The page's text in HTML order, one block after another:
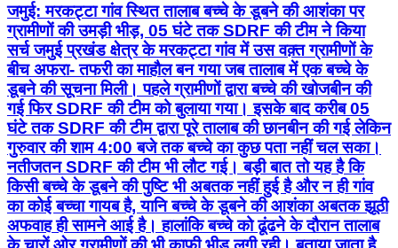
जमुई: मरकट्टा गांव स्थित तालाब बच्चे के डूबने की आशंका पर
ग्रामीणों की उमड़ी भीड़, 05 घंटे तक SDRF की टीम ने किया
सर्च जमुई प्रखंड क्षेत्र के मरकट्टा गांव में उस वक़्त ग्रामीणों के
बीच अफरा- तफरी का माहौल बन गया जब तालाब में एक बच्चे के
डूबने की सूचना मिली। पहले ग्रामीणों द्वारा बच्चे की खोजबीन की
गई फिर SDRF की टीम को बुलाया गया। इसके बाद करीब 05
घंटे तक SDRF की टीम द्वारा पूरे तालाब की छानबीन की गई लेकिन
गुरुवार की शाम 4:00 बजे तक बच्चे का कुछ पता नहीं चल सका।
नतीजतन SDRF की टीम भी लौट गई। बड़ी बात तो यह है कि
किसी बच्चे के डूबने की पुष्टि भी अबतक नहीं हुई है और न ही गांव
का कोई बच्चा गायब है, यानि बच्चे के डूबने की आशंका अबतक झूठी
अफवाह ही सामने आई है। हालांकि बच्चे को ढूंढने के दौरान तालाब